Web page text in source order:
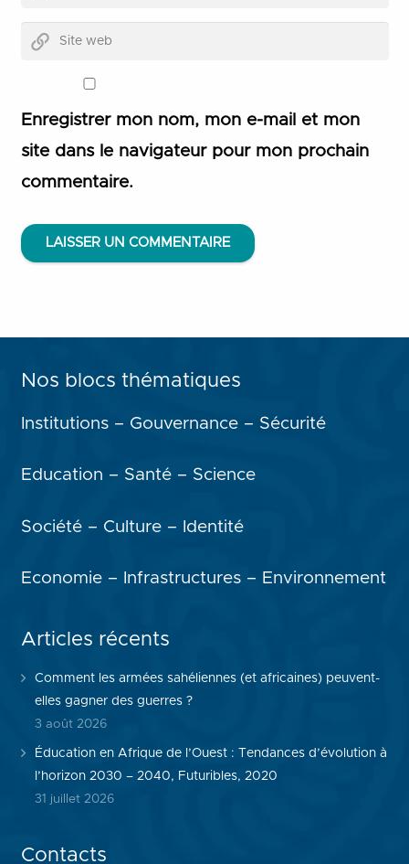
Enregistrer mon nom, mon e-mail et mon
site dans le navigateur pour mon prochain
commentaire.
LAISSER UN COMMENTAIRE
Nos blocs thématiques
Institutions – Gouvernance – Sécurité
Education – Santé – Science
Société – Culture – Identité
Economie – Infrastructures – Environnement
Articles récents
Comment les armées sahéliennes (et africaines) peuvent-
elles gagner des guerres ?
3 août 2026
Éducation en Afrique de l’Ouest : Tendances d’évolution à
l’horizon 2030 – 2040, Futuribles, 2020
31 juillet 2026
Contacts